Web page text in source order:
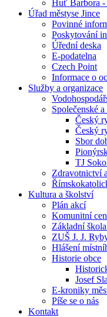
Huť Barbora -
Úřad městyse Jince
Povinné
Poskytování
Úřední deska
E-podatelna
Czech Point
Informace o
Služby a organizace
Společenské
Český
Český
Sbor
TJ
Zdravotnictví
Kultura a školství
Plán akcí
Komunitní
Základní
ZUŠ J. J.
Hlášení
Historie obce
Josef
E-kroniky
Píše se o nás
Kontakt